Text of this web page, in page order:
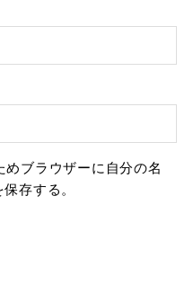
ブラウザーに自分の名
存する。